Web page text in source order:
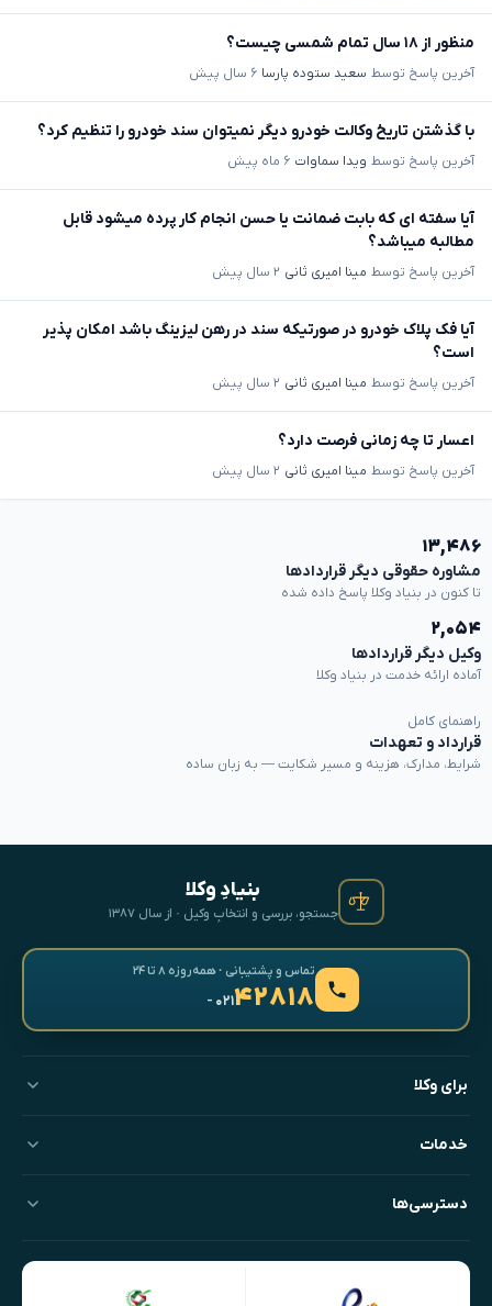
منظور از ۱۸ سال تمام شمسی چیست؟
آخرین پاسخ توسط سعید ستوده پارسا ۶ سال پیش
با گذشتن تاریخ وکالت خودرو دیگر نمیتوان سند خودرو را تنظیم کرد؟
آخرین پاسخ توسط ویدا سماوات ۶ ماه پیش
آیا سفته ای که بابت ضمانت یا حسن انجام کار پرده میشود قابل
مطالبه میباشد؟
آخرین پاسخ توسط مینا امیری ثانی ۲ سال پیش
آیا فک پلاک خودرو در صورتیکه سند در رهن لیزینگ باشد امکان پذیر
است؟
آخرین پاسخ توسط مینا امیری ثانی ۲ سال پیش
اعسار تا چه زمانی فرصت دارد؟
آخرین پاسخ توسط مینا امیری ثانی ۲ سال پیش
۱۳,۴۸۶
مشاوره حقوقی دیگر قراردادها
تا کنون در بنیاد وکلا پاسخ داده شده
۲,۰۵۴
وکیل دیگر قراردادها
آماده ارائه خدمت در بنیاد وکلا
راهنمای کامل
قرارداد و تعهدات
شرایط، مدارک، هزینه و مسیر شکایت — به زبان ساده
بنیادِ وکلا
جستجو، بررسی و انتخابِ وکیل · از سال ۱۳۸۷
تماس و پشتیبانی · همه‌روزه ۸ تا ۲۴
۴۲۸۱۸- ۰۲۱
برای وکلا
خدمات
دسترسی‌ها